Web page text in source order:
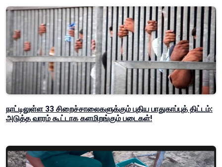
நாட்டிலுள்ள 33 சிறைச்சாலைகளுக்கும் புதிய பாதுகாப்புத் திட்டம்:
அடுத்த வாரம் கூட்டாக களமிறங்கும் படைகள்!